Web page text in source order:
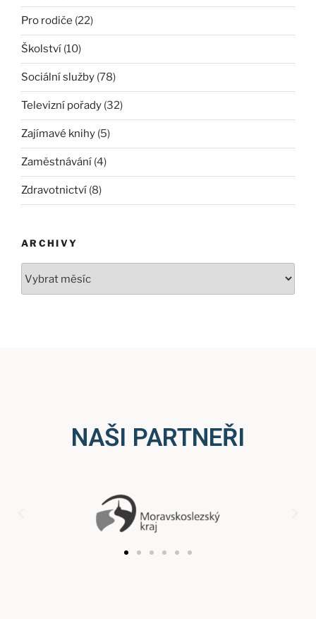
Pro rodiče (22)
Školství (10)
Sociální služby (78)
Televizní pořady (32)
Zajímavé knihy (5)
Zaměstnávání (4)
Zdravotnictví (8)
ARCHIVY
NAŠI PARTNEŘI